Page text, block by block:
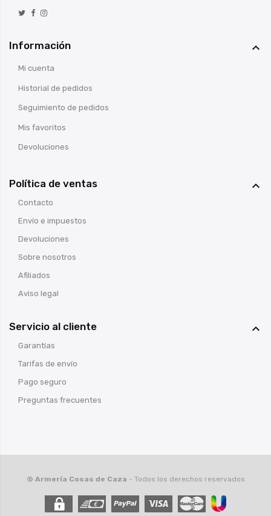
Información 
Mi cuenta
Historial de pedidos
Seguimiento de pedidos
Mis favoritos
Devoluciones
Política de ventas 
Contacto
Envío e impuestos
Devoluciones
Sobre nosotros
Afiliados
Aviso legal
Servicio al cliente 
Garantías
Tarifas de envío
Pago seguro
Preguntas frecuentes
© Armería Cosas de Caza - Todos los derechos reservados